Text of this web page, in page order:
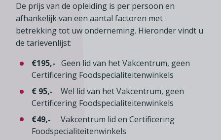
De prijs van de opleiding is per persoon en
afhankelijk van een aantal factoren met
betrekking tot uw onderneming. Hieronder vindt u
de tarievenlijst:
€195,- Geen lid van het Vakcentrum, geen
Certificering Foodspecialiteitenwinkels
€ 95,- Wel lid van het Vakcentrum, geen
Certificering Foodspecialiteitenwinkels
€49,- Vakcentrum lid en Certificering
Foodspecialiteitenwinkels